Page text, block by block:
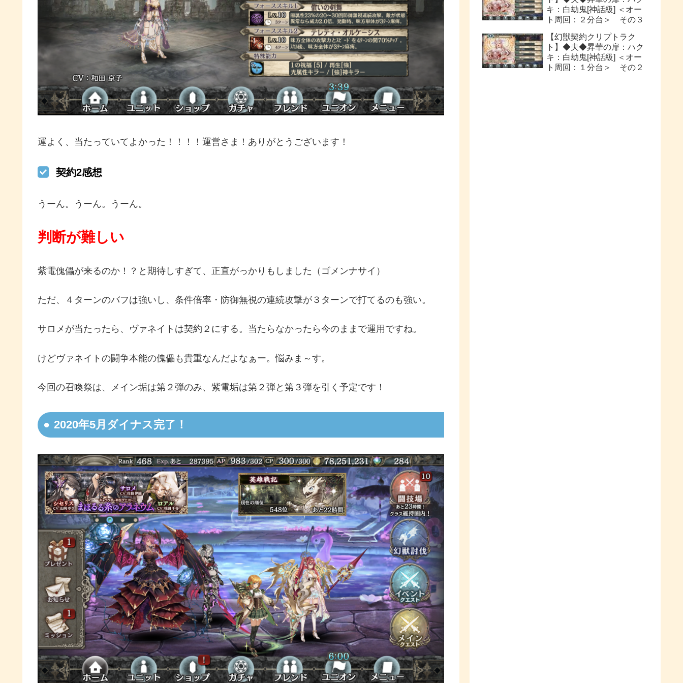
運よく、当たっていてよかった！！！！運営さま！ありがとうございます！
契約2感想
うーん。うーん。うーん。
判断が難しい
紫電傀儡が来るのか！？と期待しすぎて、正直がっかりもしました（ゴメンナサイ）
ただ、４ターンのバフは強いし、条件倍率・防御無視の連続攻撃が３ターンで打てるのも強い。
サロメが当たったら、ヴァネイトは契約２にする。当たらなかったら今のままで運用ですね。
けどヴァネイトの闘争本能の傀儡も貴重なんだよなぁー。悩みま～す。
今回の召喚祭は、メイン垢は第２弾のみ、紫電垢は第２弾と第３弾を引く予定です！
2020年5月ダイナス完了！
キ：白劫鬼[神話級] ＜オー
ト周回：２分台＞ その３
【幻獣契約クリプトラク
ト】◆夫◆昇華の扉：ハク
キ：白劫鬼[神話級] ＜オー
ト周回：１分台＞ その２